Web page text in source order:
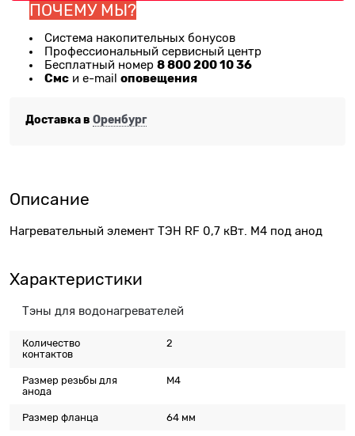
ПОЧЕМУ МЫ?
Система накопительных бонусов
Профессиональный сервисный центр
Бесплатный номер 8 800 200 10 36
Смс и e-mail оповещения
Доставка в Оренбург
Описание
Нагревательный элемент ТЭН RF 0,7 кВт. М4 под анод
Характеристики
Тэны для водонагревателей
Количество
контактов
2
Размер резьбы для
анода
М4
Размер фланца 64 мм